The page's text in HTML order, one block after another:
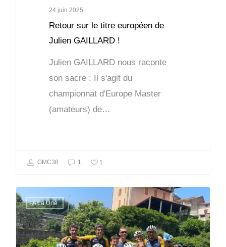
24 juin 2025
Retour sur le titre européen de
Julien GAILLARD !
Julien GAILLARD nous raconte
son sacre : Il s'agit du
championnat d'Europe Master
(amateurs) de…
GMC38 1 1
A La Une